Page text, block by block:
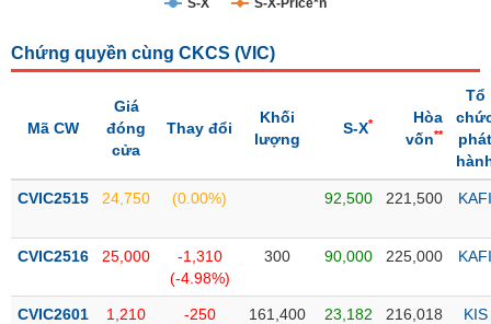
thái
thị
Niêm
Niêm
S-X S-X-Price*n
Chứng quyền cùng CKCS (VIC)
Mã CW
Giá
đóng
cửa
Thay đổi
Khối
lượng
S-X*
Hòa
vốn**
Tổ
phát
CVIC2515 24,750 (0.00%) 92,500 221,500 KAFI
CVIC2516 25,000
-1,310
(-4.98%)
300 90,000 225,000 KAFI
CVIC2601 1,210
-250
161,400 23,182 216,018 KIS
NGÀNH
NGHIỆP
PHIẾU